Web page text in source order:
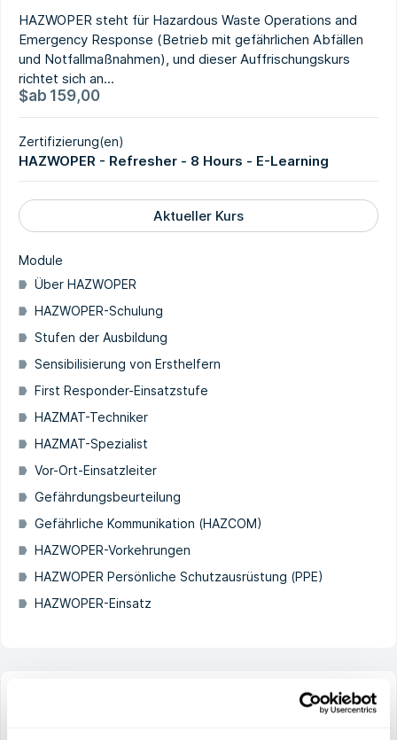
HAZWOPER steht für Hazardous Waste Operations and
Emergency Response (Betrieb mit gefährlichen Abfällen
und Notfallmaßnahmen), und dieser Auffrischungskurs
richtet sich an...
$ab 159,00
Zertifizierung(en)
HAZWOPER - Refresher - 8 Hours - E-Learning
Aktueller Kurs
Module
Über HAZWOPER
HAZWOPER-Schulung
Stufen der Ausbildung
Sensibilisierung von Ersthelfern
First Responder-Einsatzstufe
HAZMAT-Techniker
HAZMAT-Spezialist
Vor-Ort-Einsatzleiter
Gefährdungsbeurteilung
Gefährliche Kommunikation (HAZCOM)
HAZWOPER-Vorkehrungen
HAZWOPER Persönliche Schutzausrüstung (PPE)
HAZWOPER-Einsatz
HAZWOPER Technician Level E-learning